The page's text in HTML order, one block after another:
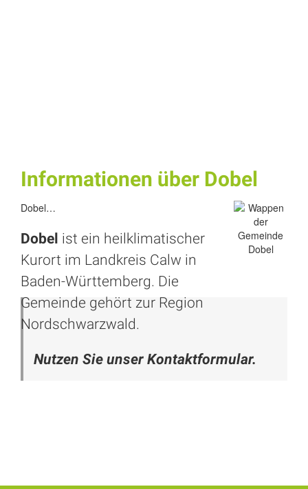
Informationen über Dobel
Dobel…
Dobel ist ein heilklimatischer
Kurort im Landkreis Calw in
Baden-Württemberg. Die
Gemeinde gehört zur Region
Nordschwarzwald.
Nutzen Sie unser Kontaktformular.